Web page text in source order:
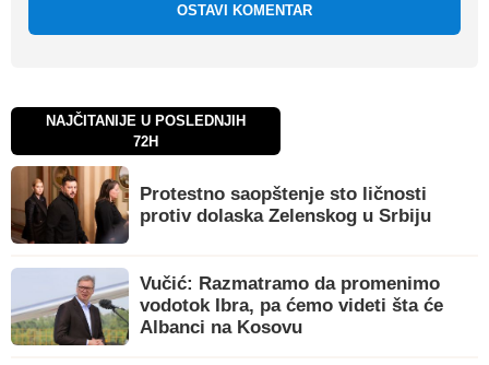
OSTAVI KOMENTAR
NAJČITANIJE U POSLEDNJIH
72H
Protestno saopštenje sto ličnosti
protiv dolaska Zelenskog u Srbiju
Vučić: Razmatramo da promenimo
vodotok Ibra, pa ćemo videti šta će
Albanci na Kosovu